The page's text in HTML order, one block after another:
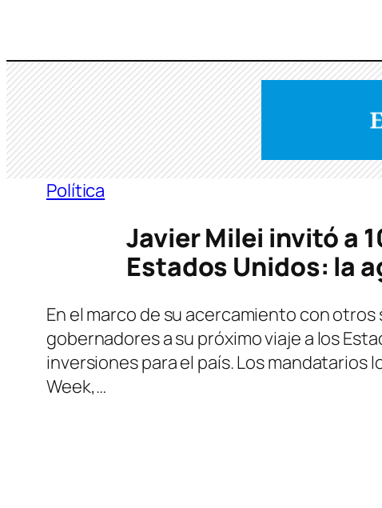
contenido
Política
Javier Milei invitó a
Estados Unidos: la
En el marco de su acercamiento con
gobernadores a su próximo viaje a los
inversiones para el país. Los
Week,…